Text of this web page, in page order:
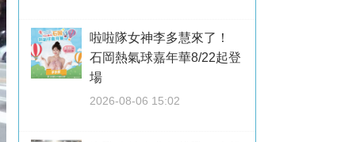
啦啦隊女神李多慧來了！
石岡熱氣球嘉年華8/22起登
場
2026-08-06 15:02